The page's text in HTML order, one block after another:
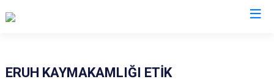
ERUH KAYMAKAMLIĞI ETİK